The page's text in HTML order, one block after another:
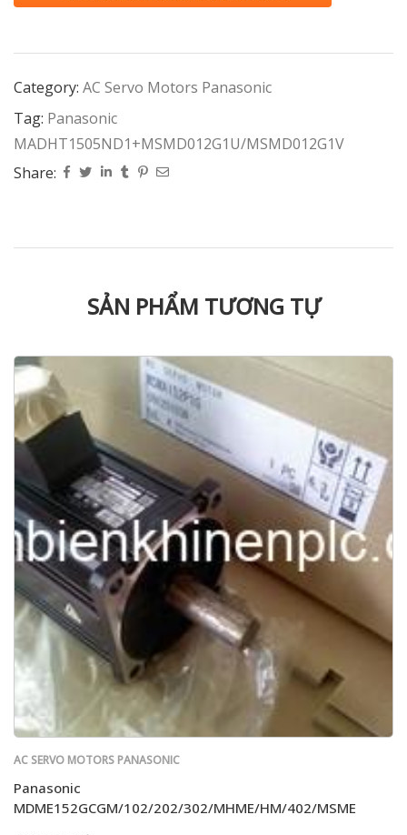
Category: AC Servo Motors Panasonic
Tag: Panasonic
MADHT1505ND1+MSMD012G1U/MSMD012G1V
Share:
SẢN PHẨM TƯƠNG TỰ
AC SERVO MOTORS PANASONIC
Panasonic
MDME152GCGM/102/202/302/MHME/HM/402/MSME